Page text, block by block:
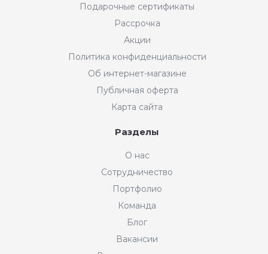
Подарочные сертификаты
Рассрочка
Акции
Политика конфиденциальности
Об интернет-магазине
Публичная оферта
Карта сайта
Разделы
О нас
Сотрудничество
Портфолио
Команда
Блог
Вакансии